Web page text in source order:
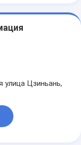
улица Цзиньань,